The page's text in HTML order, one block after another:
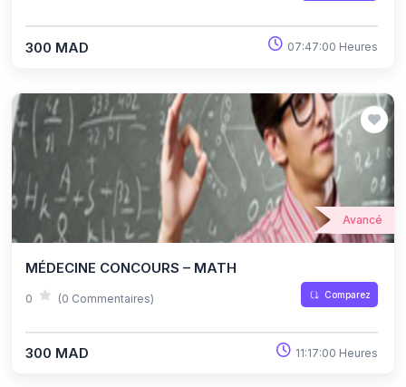
300 MAD 07:47:00 Heures
Avancé
MÉDECINE CONCOURS – MATH
0 (0 Commentaires) Comparez
300 MAD 11:17:00 Heures